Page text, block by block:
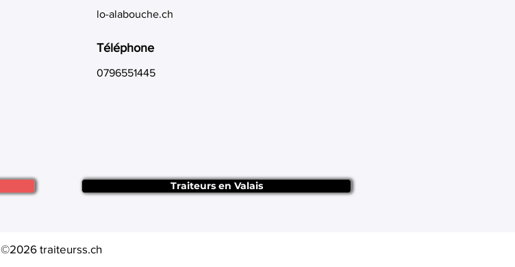
lo-alabouche.ch
Téléphone
0796551445
Traiteurs en Valais
©2026 traiteurss.ch